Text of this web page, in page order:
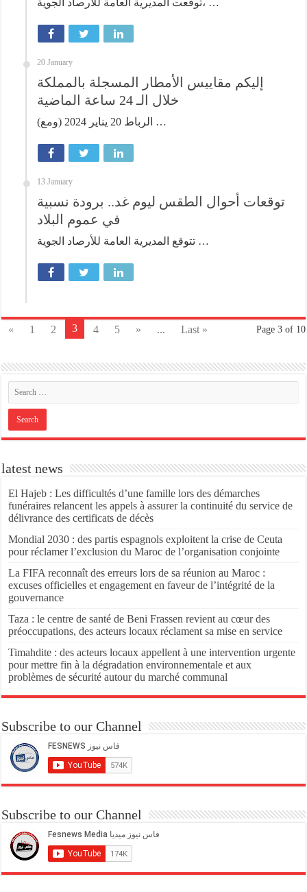
توقعت المديرية العامة للأرصاد الجوية، …
20 January
إليكم مقاييس الأمطار المسجلة بالمملكة
خلال الـ 24 ساعة الماضية
الرباط 20 يناير 2024 (ومع) …
13 January
توقعات أحوال الطقس ليوم غد.. برودة نسبية
في عموم البلاد
تتوقع المديرية العامة للأرصاد الجوية …
Page 3 of 10
« 1 2 3 4 5 » ... Last »
latest news
El Hajeb : Les difficultés d’une famille lors des démarches
funéraires relancent les appels à assurer la continuité du service de
délivrance des certificats de décès
Mondial 2030 : des partis espagnols exploitent la crise de Ceuta
pour réclamer l’exclusion du Maroc de l’organisation conjointe
La FIFA reconnaît des erreurs lors de sa réunion au Maroc :
excuses officielles et engagement en faveur de l’intégrité de la
gouvernance
Taza : le centre de santé de Beni Frassen revient au cœur des
préoccupations, des acteurs locaux réclament sa mise en service
Timahdite : des acteurs locaux appellent à une intervention urgente
pour mettre fin à la dégradation environnementale et aux
problèmes de sécurité autour du marché communal
Subscribe to our Channel
Subscribe to our Channel